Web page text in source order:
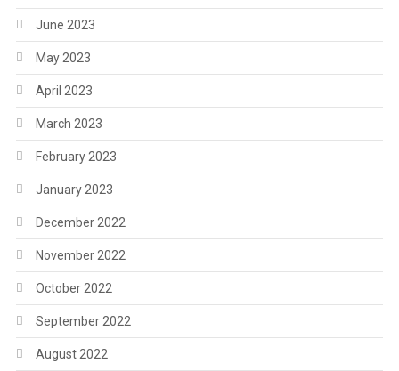
June 2023
May 2023
April 2023
March 2023
February 2023
January 2023
December 2022
November 2022
October 2022
September 2022
August 2022